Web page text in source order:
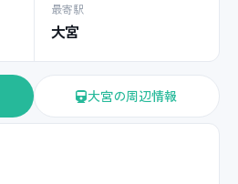
最寄駅
大宮
大宮の周辺情報